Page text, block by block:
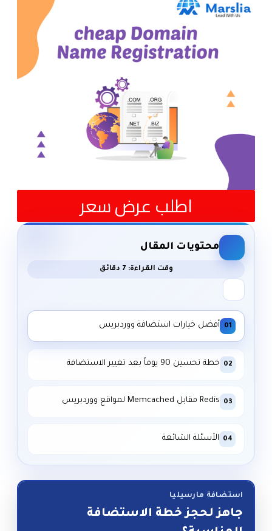
اطلب عرض سعر
محتويات المقال
وقت القراءة: 7 دقائق
01 أفضل خيارات استضافة ووردبريس
02 خطة تحسين 90 يوماً بعد تغيير الاستضافة
03 Redis مقابل Memcached لمواقع ووردبريس
04 الأسئلة الشائعة
استضافة مارسيليا
جاهز لحجز خطة الاستضافة